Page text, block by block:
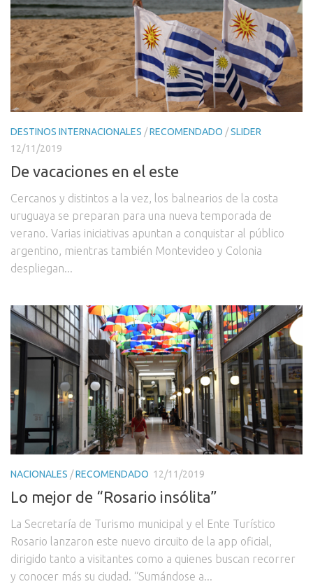
DESTINOS INTERNACIONALES /RECOMENDADO /SLIDER
12/11/2019
De vacaciones en el este
Cercanos y distintos a la vez, los balnearios de la costa
uruguaya se preparan para una nueva temporada de
verano. Varias iniciativas apuntan a conquistar al público
argentino, mientras también Montevideo y Colonia
despliegan...
NACIONALES /RECOMENDADO 12/11/2019
Lo mejor de “Rosario insólita”
La Secretaría de Turismo municipal y el Ente Turístico
Rosario lanzaron este nuevo circuito de la app oficial,
dirigido tanto a visitantes como a quienes buscan recorrer
y conocer más su ciudad. “Sumándose a...